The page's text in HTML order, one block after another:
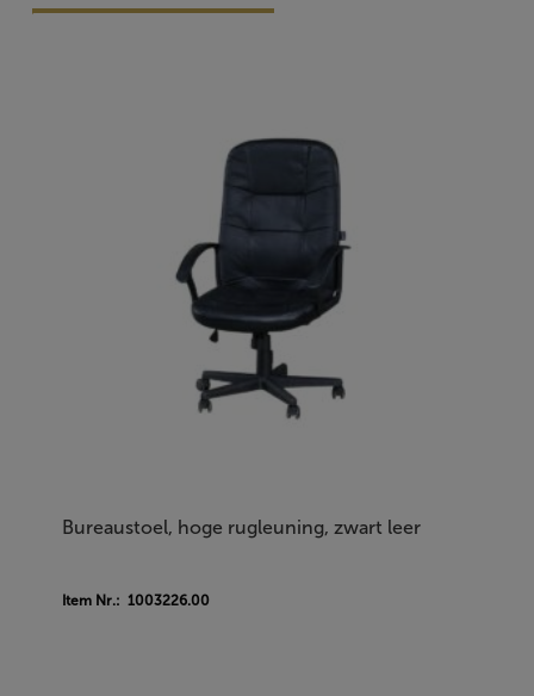
Bureaustoel, hoge rugleuning, zwart leer
Item Nr.: 1003226.00